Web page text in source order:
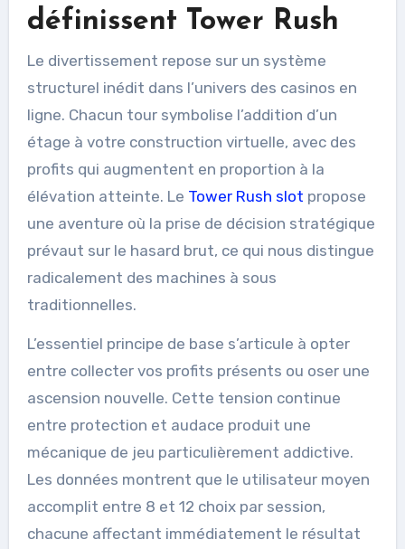
définissent Tower Rush
Le divertissement repose sur un système
structurel inédit dans l’univers des casinos en
ligne. Chacun tour symbolise l’addition d’un
étage à votre construction virtuelle, avec des
profits qui augmentent en proportion à la
élévation atteinte. Le Tower Rush slot propose
une aventure où la prise de décision stratégique
prévaut sur le hasard brut, ce qui nous distingue
radicalement des machines à sous
traditionnelles.
L’essentiel principe de base s’articule à opter
entre collecter vos profits présents ou oser une
ascension nouvelle. Cette tension continue
entre protection et audace produit une
mécanique de jeu particulièrement addictive.
Les données montrent que le utilisateur moyen
accomplit entre 8 et 12 choix par session,
chacune affectant immédiatement le résultat